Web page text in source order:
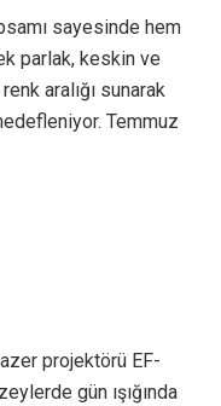
sayesinde hem
parlak, keskin ve
aralığı sunarak
Temmuz
projektörü EF-
gün ışığında